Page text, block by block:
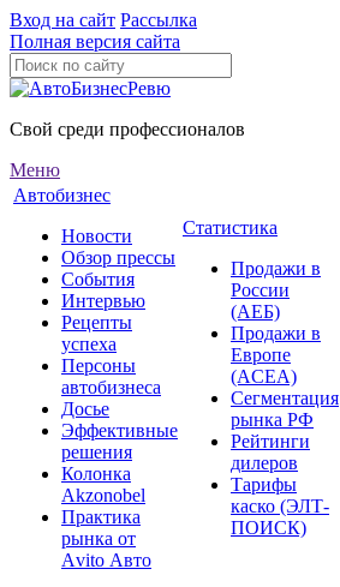
Вход на сайт Рассылка
Полная версия сайта
Свой среди профессионалов
Меню
Автобизнес
Новости
Обзор прессы
События
Интервью
Рецепты
успеха
Персоны
автобизнеса
Досье
Эффективные
решения
Колонка
Akzonobel
Практика
рынка от
Аvito Авто
Статистика
Продажи в
России
(АЕБ)
Продажи в
Европе
(ACEA)
Сегментация
рынка РФ
Рейтинги
дилеров
Тарифы
каско (ЭЛТ-
ПОИСК)